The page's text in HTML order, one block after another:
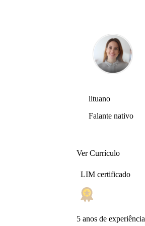
lituano
Falante nativo
Ver Currículo
LIM certificado
5 anos de experiência